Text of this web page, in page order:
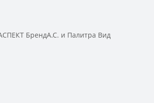
БрендА.С. и Палитра Вид